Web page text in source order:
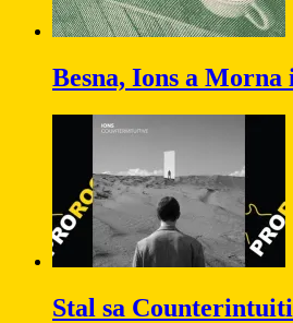
Besna, Ions a Morna
Stal sa